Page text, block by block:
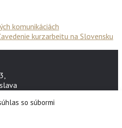
so súbormi
komunikáciách
kurzarbeitu na Slovensku